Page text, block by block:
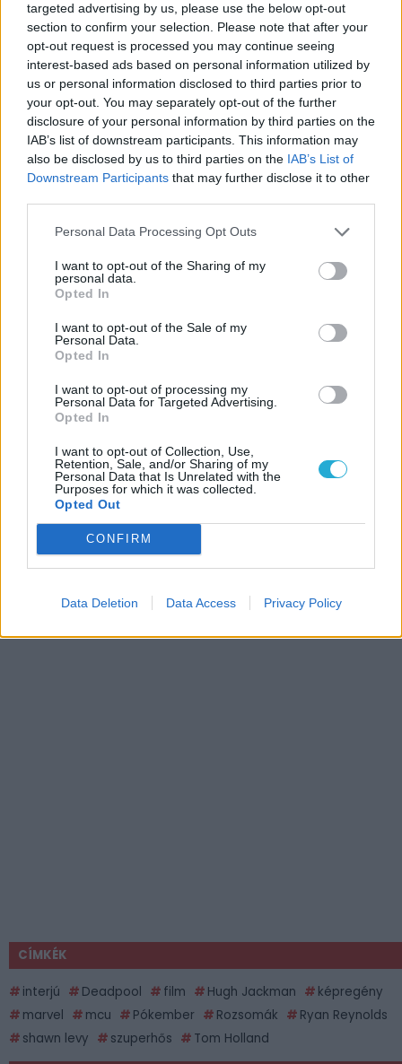
targeted advertising by us, please use the below opt-out
section to confirm your selection. Please note that after your
opt-out request is processed you may continue seeing
interest-based ads based on personal information utilized by
us or personal information disclosed to third parties prior to
your opt-out. You may separately opt-out of the further
disclosure of your personal information by third parties on the
IAB’s list of downstream participants. This information may
also be disclosed by us to third parties on the IAB’s List of
Downstream Participants that may further disclose it to other
Personal Data Processing Opt Outs
I want to opt-out of the Sharing of my
personal data.
Opted In
I want to opt-out of the Sale of my
Personal Data.
Opted In
I want to opt-out of processing my
Personal Data for Targeted Advertising.
Opted In
I want to opt-out of Collection, Use,
Retention, Sale, and/or Sharing of my
Personal Data that Is Unrelated with the
Purposes for which it was collected.
Opted Out
CONFIRM
Data Deletion Data Access Privacy Policy
Alacsonyan szállnak a káromkodások a
Deadpool & Rozsomák szinkronos
előzetesében
Dafne Keen elárulta, hogy X-23 benne
lehet-e a Deadpool 3-ban
Az eddigi leghosszabb Deadpool-film lesz
a Deadpool & Rozsomák
Nagyon úgy néz ki, hogy Lady Deadpool is
LEGFRISSEBB VIDEÓNK
CÍMKÉK
interjú Deadpool film Hugh Jackman
képregény
marvel
mcu Pókember Rozsomák
Ryan Reynolds
shawn levy
szuperhős Tom Holland